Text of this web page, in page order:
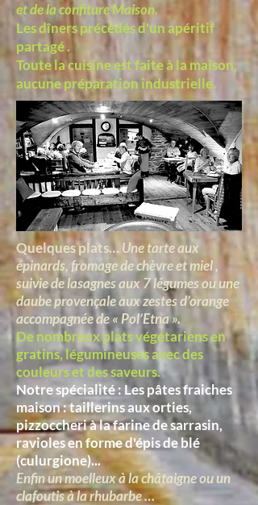
et de la confiture Maison.
Les dîners précédés d'un apéritif
partagé .
Toute la cuisine est faite à la maison,
aucune préparation industrielle.
Quelques plats… Une tarte aux
épinards, fromage de chèvre et miel ,
suivie de lasagnes aux 7 légumes ou une
daube provençale aux zestes d’orange
accompagnée de « Pol’Etna ».
De nombreux plats végétariens en
gratins, légumineuses avec des
couleurset des saveurs.
Notre spécialité : Les pâtes fraiches
maison : taillerins aux orties,
pizzoccheri à la farine de sarrasin,
ravioles en forme d'épis de blé
(culurgione)...
Enfin un moelleux à la châtaigne ou un
clafoutis à la rhubarbe …